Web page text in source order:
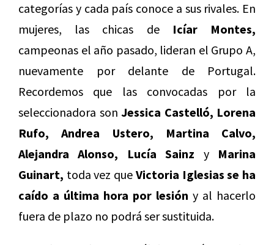
categorías y cada país conoce a sus rivales. En
mujeres, las chicas de Icíar Montes,
campeonas el año pasado, lideran el Grupo A,
nuevamente por delante de Portugal.
Recordemos que las convocadas por la
seleccionadora son Jessica Castelló, Lorena
Rufo, Andrea Ustero, Martina Calvo,
Alejandra Alonso, Lucía Sainz y Marina
Guinart, toda vez que Victoria Iglesias se ha
caído a última hora por lesión y al hacerlo
fuera de plazo no podrá ser sustituida.